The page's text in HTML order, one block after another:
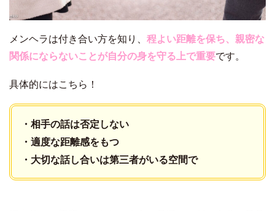
メンヘラは付き合い方を知り、 程よい距離を保ち、親密な
関係にならないことが自分の身を守る上で重要です。
具体的にはこちら！
・相手の話は否定しない
・適度な距離感をもつ
・大切な話し合いは第三者がいる空間で